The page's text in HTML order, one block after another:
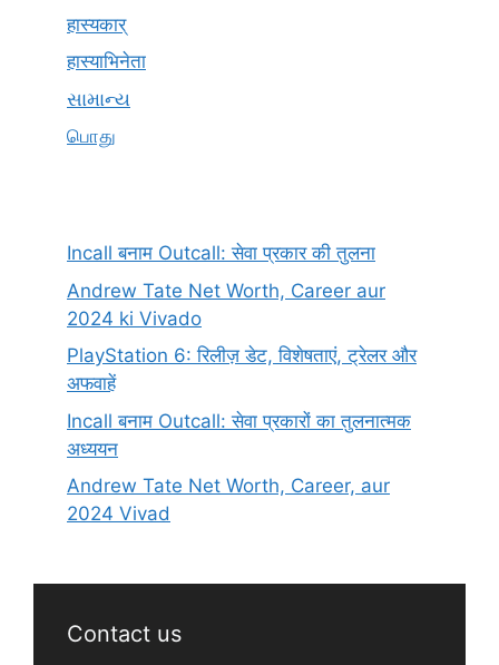
हास्यकार्
हास्याभिनेता
સામાન્ય
பொது
Incall बनाम Outcall: सेवा प्रकार की तुलना
Andrew Tate Net Worth, Career aur
2024 ki Vivado
PlayStation 6: रिलीज़ डेट, विशेषताएं, ट्रेलर और
अफवाहें
Incall बनाम Outcall: सेवा प्रकारों का तुलनात्मक
अध्ययन
Andrew Tate Net Worth, Career, aur
2024 Vivad
Contact us